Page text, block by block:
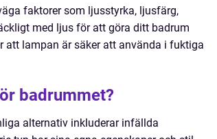
faktorer som ljusstyrka, ljusfärg,
med ljus för att göra ditt badrum
lampan är säker att använda i fuktiga
badrummet?
alternativ inkluderar infällda